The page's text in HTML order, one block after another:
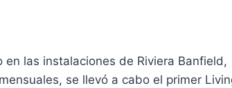
en las instalaciones de Riviera
se llevó a cabo el primer